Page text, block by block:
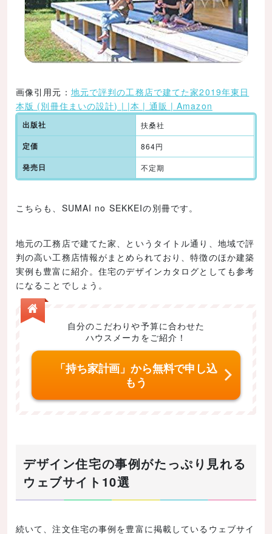
画像引用元： 地元で評判の工務店で建てた家2019年東日
本版 (別冊住まいの設計) | |本 | 通販 | Amazon
出版社 扶桑社
定価 864円
発売日 不定期
こちらも、SUMAI no SEKKEIの別冊です。
地元の工務店で建てた家、というタイトル通り、地域で評
判の高い工務店情報がまとめられており、特徴のほか建築
実例も豊富に紹介。住宅のデザインカタログとしても参考
になることでしょう。
自分のこだわりや予算に合わせた
ハウスメーカをご紹介！
「持ち家計画」から無料で申し込
もう
デザイン住宅の事例がたっぷり見れる
ウェブサイト10選
続いて、注文住宅の事例を豊富に掲載しているウェブサイ